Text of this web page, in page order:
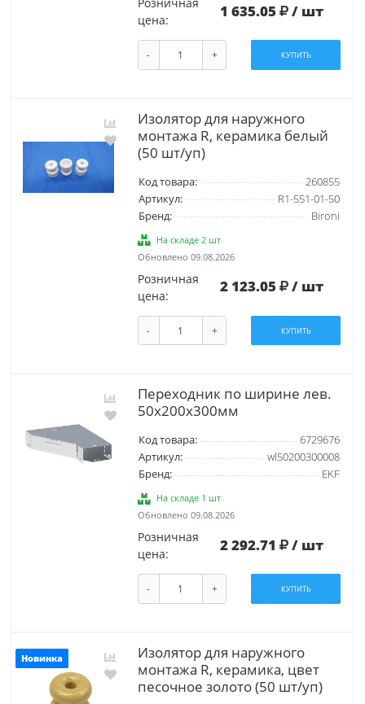
цена:
1 635.05 / шт
- + КУПИТЬ
Изолятор для наружного
монтажа R, керамика белый
(50 шт/уп)
Код товара:
260855
Артикул:
R1-551-01-50
Бренд:
Bironi
На складе 2 шт
Обновлено 09.08.2026
Розничная
цена:
2 123.05 / шт
- + КУПИТЬ
Переходник по ширине лев.
50х200х300мм
Код товара:
6729676
Артикул:
wl50200300008
Бренд:
EKF
На складе 1 шт
Обновлено 09.08.2026
Розничная
цена:
2 292.71 / шт
- + КУПИТЬ
Новинка
Изолятор для наружного
монтажа R, керамика, цвет
песочное золото (50 шт/уп)